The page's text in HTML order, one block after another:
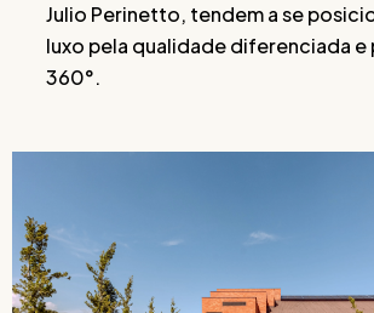
Julio Perinetto, tendem a se
luxo pela qualidade diferenciada e
360°.